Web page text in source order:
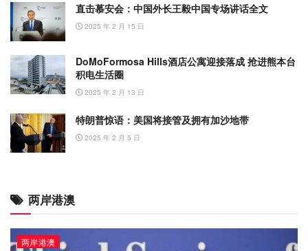
直击慕安会：中国外长王毅中国专场讲话全文
2025 年 2 月 15 日
DoMoFormosa Hills酒店公寓迎接落成 抢进熊本台
积电生活圈
2025 年 2 月 13 日
特朗普惊语：美国将接管及拥有加沙地带
2025 年 2 月 5 日
两岸港澳
两岸港澳